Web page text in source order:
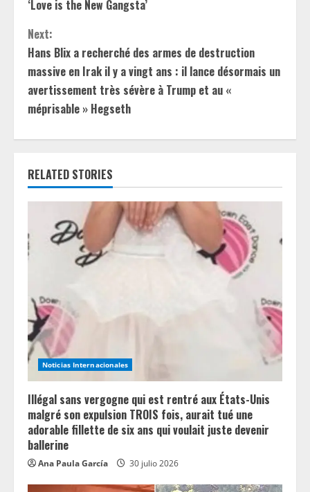
n
t
i
n
u
e
R
e
a
d
i
n
g
‘Love is the New Gangsta’
Next:
Hans Blix a recherché des armes de destruction
massive en Irak il y a vingt ans : il lance désormais un
avertissement très sévère à Trump et au «
méprisable » Hegseth
RELATED STORIES
Noticias Internacionales
Illégal sans vergogne qui est rentré aux États-Unis
malgré son expulsion TROIS fois, aurait tué une
adorable fillette de six ans qui voulait juste devenir
ballerine
Ana Paula García 30 julio 2026